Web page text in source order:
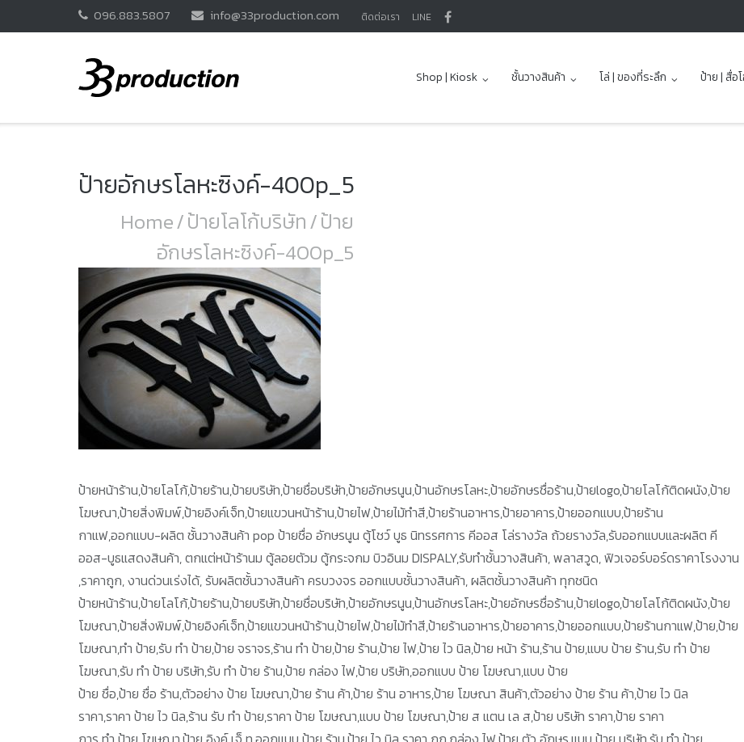
096.883.5807 info@33production.com ติดต่อเรา LINE
Shop | Kiosk ชั้นวางสินค้า โล่ | ของที่ระลึก ป้าย | สื่อ
ป้ายอักษรโลหะซิงค์-400p_5
Home/ป้ายโลโก้บริษัท/ป้าย
อักษรโลหะซิงค์-400p_5
ป้ายหน้าร้าน,ป้ายโลโก้,ป้ายร้าน,ป้ายบริษัท,ป้ายชื่อบริษัท,ป้ายอักษรนูน,ป้านอักษรโลหะ,ป้ายอักษรชื่อร้าน,ป้ายlogo,ป้ายโลโก้ติดผนัง,ป้าย
โฆษณา,ป้ายสิ่งพิมพ์,ป้ายอิงค์เจ็ท,ป้ายแขวนหน้าร้าน,ป้ายไฟ,ป้ายไม้ทำสี,ป้ายร้านอาหาร,ป้ายอาคาร,ป้ายออกแบบ,ป้ายร้าน
กาแฟ,ออกแบบ-ผลิต ชั้นวางสินค้า pop ป้ายชื่อ อักษรนูน ตู้โชว์ บูธ นิทรรศการ คีออส โล่รางวัล ถ้วยรางวัล,รับออกแบบและผลิต คี
ออส-บูธแสดงสินค้า, ตกแต่หน้าร้านม ตู้ลอยตัวม ตู้กระจกม บิวอินม DISPALY,รับทำชั้นวางสินค้า, พลาสวูด, ฟิวเจอร์บอร์ดราคาโรงงาน
,ราคาถูก, งานด่วนเร่งได้, รับผลิตชั้นวางสินค้า ครบวงจร ออกแบบชั้นวางสินค้า, ผลิตชั้นวางสินค้า ทุกชนิด
ป้ายหน้าร้าน,ป้ายโลโก้,ป้ายร้าน,ป้ายบริษัท,ป้ายชื่อบริษัท,ป้ายอักษรนูน,ป้านอักษรโลหะ,ป้ายอักษรชื่อร้าน,ป้ายlogo,ป้ายโลโก้ติดผนัง,ป้าย
โฆษณา,ป้ายสิ่งพิมพ์,ป้ายอิงค์เจ็ท,ป้ายแขวนหน้าร้าน,ป้ายไฟ,ป้ายไม้ทำสี,ป้ายร้านอาหาร,ป้ายอาคาร,ป้ายออกแบบ,ป้ายร้านกาแฟ,ป้าย,ป้าย
โฆษณา,ทำ ป้าย,รับ ทำ ป้าย,ป้าย จราจร,ร้าน ทำ ป้าย,ป้าย ร้าน,ป้าย ไฟ,ป้าย ไว นิล,ป้าย หน้า ร้าน,ร้าน ป้าย,แบบ ป้าย ร้าน,รับ ทำ ป้าย
โฆษณา,รับ ทำ ป้าย บริษัท,รับ ทำ ป้าย ร้าน,ป้าย กล่อง ไฟ,ป้าย บริษัท,ออกแบบ ป้าย โฆษณา,แบบ ป้าย
ป้าย ชื่อ,ป้าย ชื่อ ร้าน,ตัวอย่าง ป้าย โฆษณา,ป้าย ร้าน ค้า,ป้าย ร้าน อาหาร,ป้าย โฆษณา สินค้า,ตัวอย่าง ป้าย ร้าน ค้า,ป้าย ไว นิล
ราคา,ราคา ป้าย ไว นิล,ร้าน รับ ทำ ป้าย,ราคา ป้าย โฆษณา,แบบ ป้าย โฆษณา,ป้าย ส แตน เล ส,ป้าย บริษัท ราคา,ป้าย ราคา